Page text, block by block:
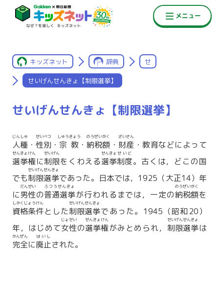
キッズネット 辞典 せ
せいげんせんきょ【制限選挙】
せいげんせんきょ【制限選挙】
人種
じんしゅ
・ 性別
せいべつ
・ 宗教
しゅうきょう
・ 納税額
のうぜいがく
・ 財産
ざいさん
・教育などによって
選挙権
せんきょけん
に制限
せいげん
をくわえる選挙
せんきょ
制度
せいど
。古くは，どこの国
でも制限選挙
せいげんせんきょ
であった。日本では，1925（大正14）年
に男性
だんせい
の普通選挙
ふつうせんきょ
が行われるまでは，一定の納税額
のうぜいがく
を
資格条件
しかくじょうけん
とした制限選挙
せいげんせんきょ
であった。1945（昭和20）
年，はじめて女性
じょせい
の選挙権
せんきょけん
がみとめられ， 制限選挙
せいげんせんきょ
は
完全
かんぜん
に廃止
はいし
された。